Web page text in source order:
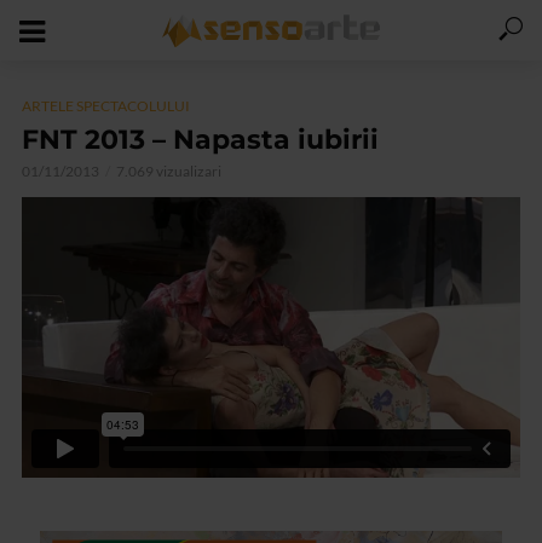
ARTELE SPECTACOLULUI
FNT 2013 – Napasta iubirii
01/11/2013 7.069 vizualizari